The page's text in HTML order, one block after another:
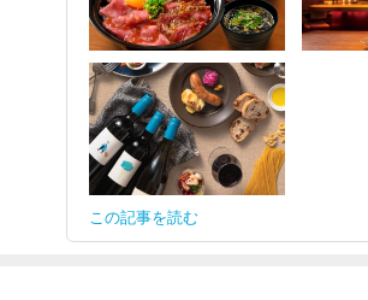
この記事を読む